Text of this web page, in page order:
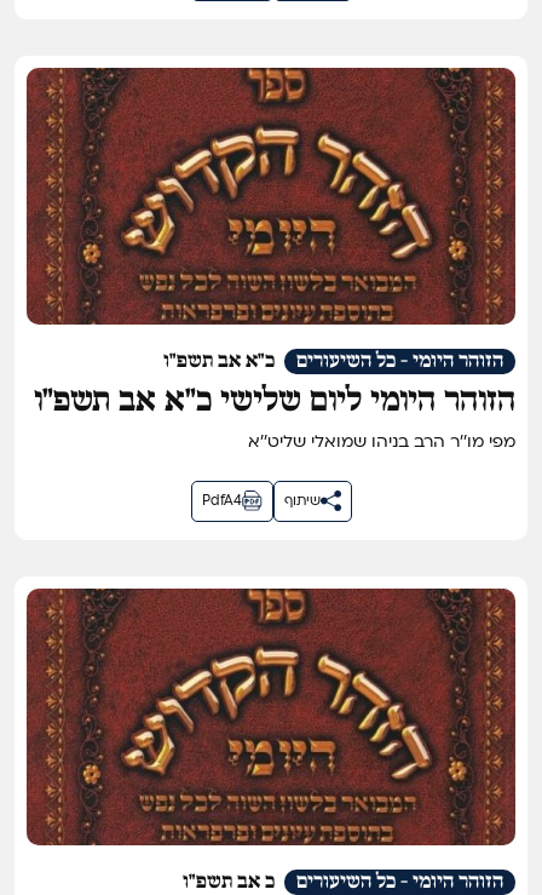
כ"א אב תשפ"ו הזוהר היומי - כל השיעורים
הזוהר היומי ליום שלישי כ״א אב תשפ״ו
מפי מו''ר הרב בניהו שמואלי שליט''א
PdfA4 שיתוף
כ אב תשפ"ו הזוהר היומי - כל השיעורים